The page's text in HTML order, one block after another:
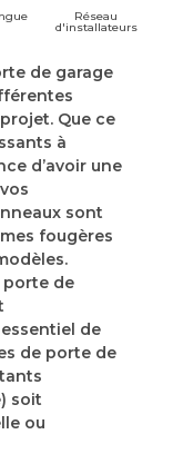
Réseau
d'installateurs
de garage
Que ce
à
d’avoir une
sont
fougères
de
de
de porte de
soit
ou